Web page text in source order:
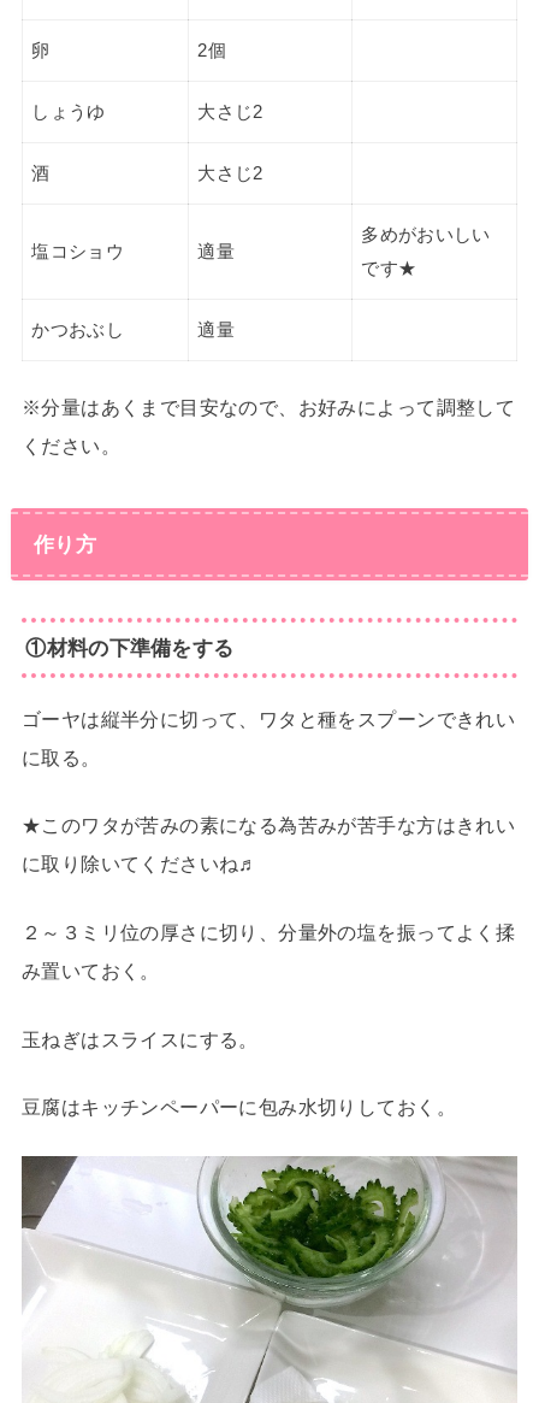
卵 2個
しょうゆ 大さじ2
酒 大さじ2
塩コショウ 適量
多めがおいしい
です★
かつおぶし 適量
※分量はあくまで目安なので、お好みによって調整して
ください。
作り方
①材料の下準備をする
ゴーヤは縦半分に切って、ワタと種をスプーンできれい
に取る。
★このワタが苦みの素になる為苦みが苦手な方はきれい
に取り除いてくださいね♬
２～３ミリ位の厚さに切り、分量外の塩を振ってよく揉
み置いておく。
玉ねぎはスライスにする。
豆腐はキッチンペーパーに包み水切りしておく。